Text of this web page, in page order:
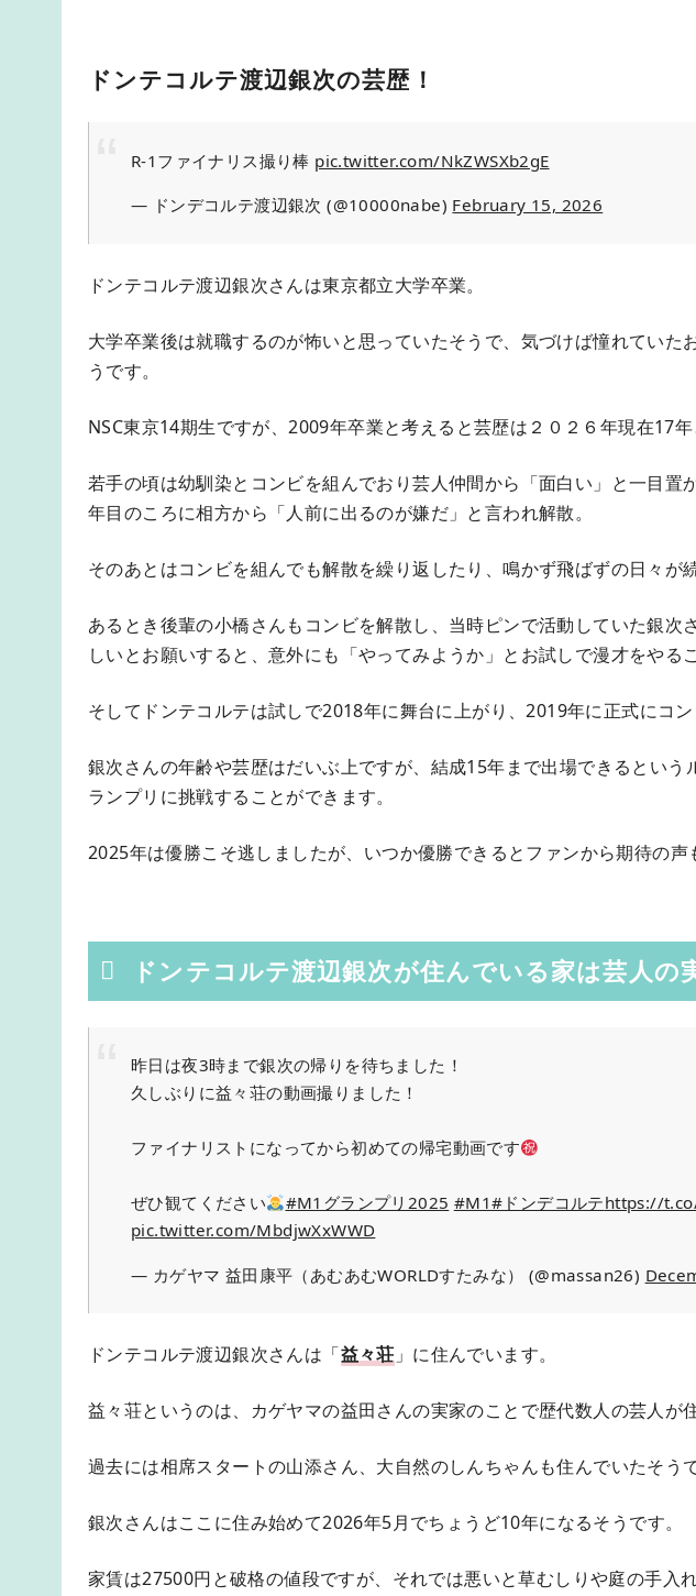
ドンテコルテ渡辺銀次の芸歴！
R-1ファイナリス撮り棒 pic.twitter.com/NkZWSXb2gE
— ドンデコルテ渡辺銀次 (@10000nabe) February 15, 2026
ドンテコルテ渡辺銀次さんは東京都立大学卒業。
大学卒業後は就職するのが怖いと思っていたそうで、気づけば憧れていた
うです。
NSC東京14期生ですが、2009年卒業と考えると芸歴は２０２６年現在17年
若手の頃は幼馴染とコンビを組んでおり芸人仲間から「面白い」と一目置
年目のころに相方から「人前に出るのが嫌だ」と言われ解散。
そのあとはコンビを組んでも解散を繰り返したり、鳴かず飛ばずの日々が
あるとき後輩の小橋さんもコンビを解散し、当時ピンで活動していた銀次
しいとお願いすると、意外にも「やってみようか」とお試しで漫才をやるこ
そしてドンテコルテは試しで2018年に舞台に上がり、2019年に正式にコン
銀次さんの年齢や芸歴はだいぶ上ですが、結成15年まで出場できるとい
ランプリに挑戦することができます。
2025年は優勝こそ逃しましたが、いつか優勝できるとファンから期待の声
ドンテコルテ渡辺銀次が住んでいる家は芸人の
昨日は夜3時まで銀次の帰りを待ちました！
久しぶりに益々荘の動画撮りました！
ファイナリストになってから初めての帰宅動画です
ぜひ観てください #M1グランプリ2025 #M1#ドンデコルテhttps://
pic.twitter.com/MbdjwXxWWD
— カゲヤマ 益田康平（あむあむWORLDすたみな） (@massan26)
ドンテコルテ渡辺銀次さんは「益々荘 」に住んでいます。
益々荘というのは、カゲヤマの益田さんの実家のことで歴代数人の芸人が
過去には相席スタートの山添さん、大自然のしんちゃんも住んでいたそう
銀次さんはここに住み始めて2026年5月でちょうど10年になるそうです。
家賃は27500円と破格の値段ですが、それでは悪いと草むしりや庭の手入